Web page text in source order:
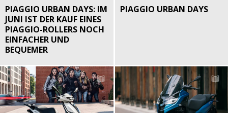
PIAGGIO URBAN DAYS: IM
JUNI IST DER KAUF EINES
PIAGGIO-ROLLERS NOCH
EINFACHER UND
BEQUEMER
PIAGGIO URBAN DAYS